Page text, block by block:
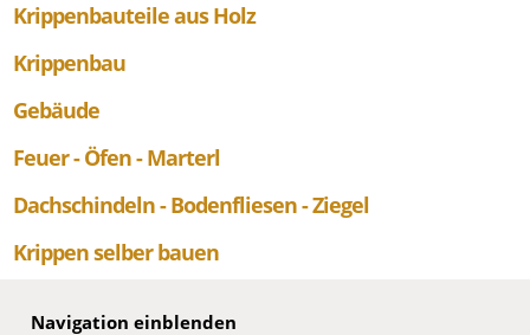
Krippenbauteile aus Holz
Krippenbau
Gebäude
Feuer - Öfen - Marterl
Dachschindeln - Bodenfliesen - Ziegel
Krippen selber bauen
Navigation einblenden